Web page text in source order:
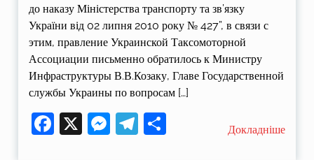
до наказу Міністерства транспорту та зв’язку
України від 02 липня 2010 року № 427”, в связи с
этим, правление Украинской Таксомоторной
Ассоциации письменно обратилось к Министру
Инфраструктуры В.В.Козаку, Главе Государственной
службы Украины по вопросам […]
Facebook
X Messenger
Telegram
Поділитися
Докладніше